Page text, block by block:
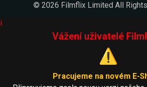
© 2026 Filmflix Limited All
i
Vážení uživatelé
⚠️
Pracujeme na novém E-